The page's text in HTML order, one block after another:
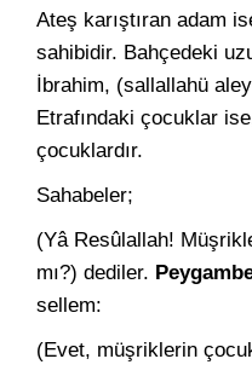
Ateş karış­tıran adam
sahibidir. Bahçedeki
İbrahim, (sallallahü
Etrafındaki ço­cuklar
çocuklardır.
Sahabeler;
(Yâ Resûlallah!
mı?) dediler.
sellem:
(Evet, müşriklerin